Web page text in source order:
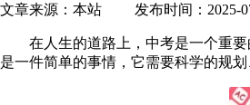
文章来源：本站 发布时间：2025-
在人生的道路上，中考是一个重要
是一件简单的事情，它需要科学的规